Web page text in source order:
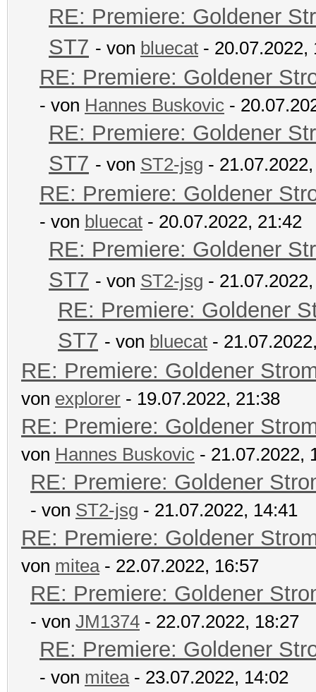
RE: Premiere: Goldener
ST7 - von bluecat - 20.07.2022,
RE: Premiere: Goldener
- von Hannes Buskovic -
RE: Premiere: Goldener
ST7 - von ST2-jsg -
RE: Premiere: Goldener
- von bluecat - 20.07.2022, 21:42
RE: Premiere: Goldener
ST7 - von ST2-jsg -
RE: Premiere: Goldener
ST7 - von bluecat -
RE: Premiere: Goldener
von explorer - 19.07.2022, 21:38
RE: Premiere: Goldener
von Hannes Buskovic - 21.07.2022,
RE: Premiere: Goldener
- von ST2-jsg - 21.07.2022, 14:41
RE: Premiere: Goldener
von mitea- 22.07.2022, 16:57
RE: Premiere: Goldener
- von JM1374 - 22.07.2022, 18:27
RE: Premiere: Goldener
- von mitea- 23.07.2022, 14:02